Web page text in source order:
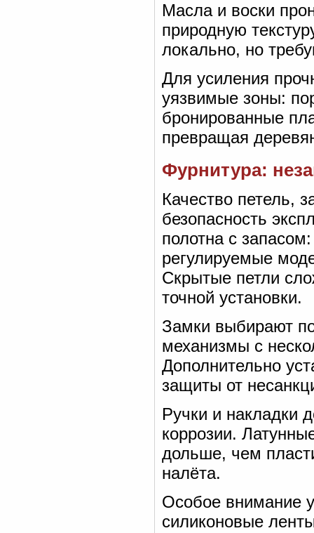
Масла и воски
природную
локально, но
Для усиления
уязвимые зоны:
бронированные
превращая
Фурнитура:
Качество петель,
безопасность
полотна с
регулируемые
Скрытые петли
точной установки.
Замки выбирают
механизмы с
Дополнительно
защиты от
Ручки и накладки
коррозии.
дольше, чем
налёта.
Особое внимание
силиконовые